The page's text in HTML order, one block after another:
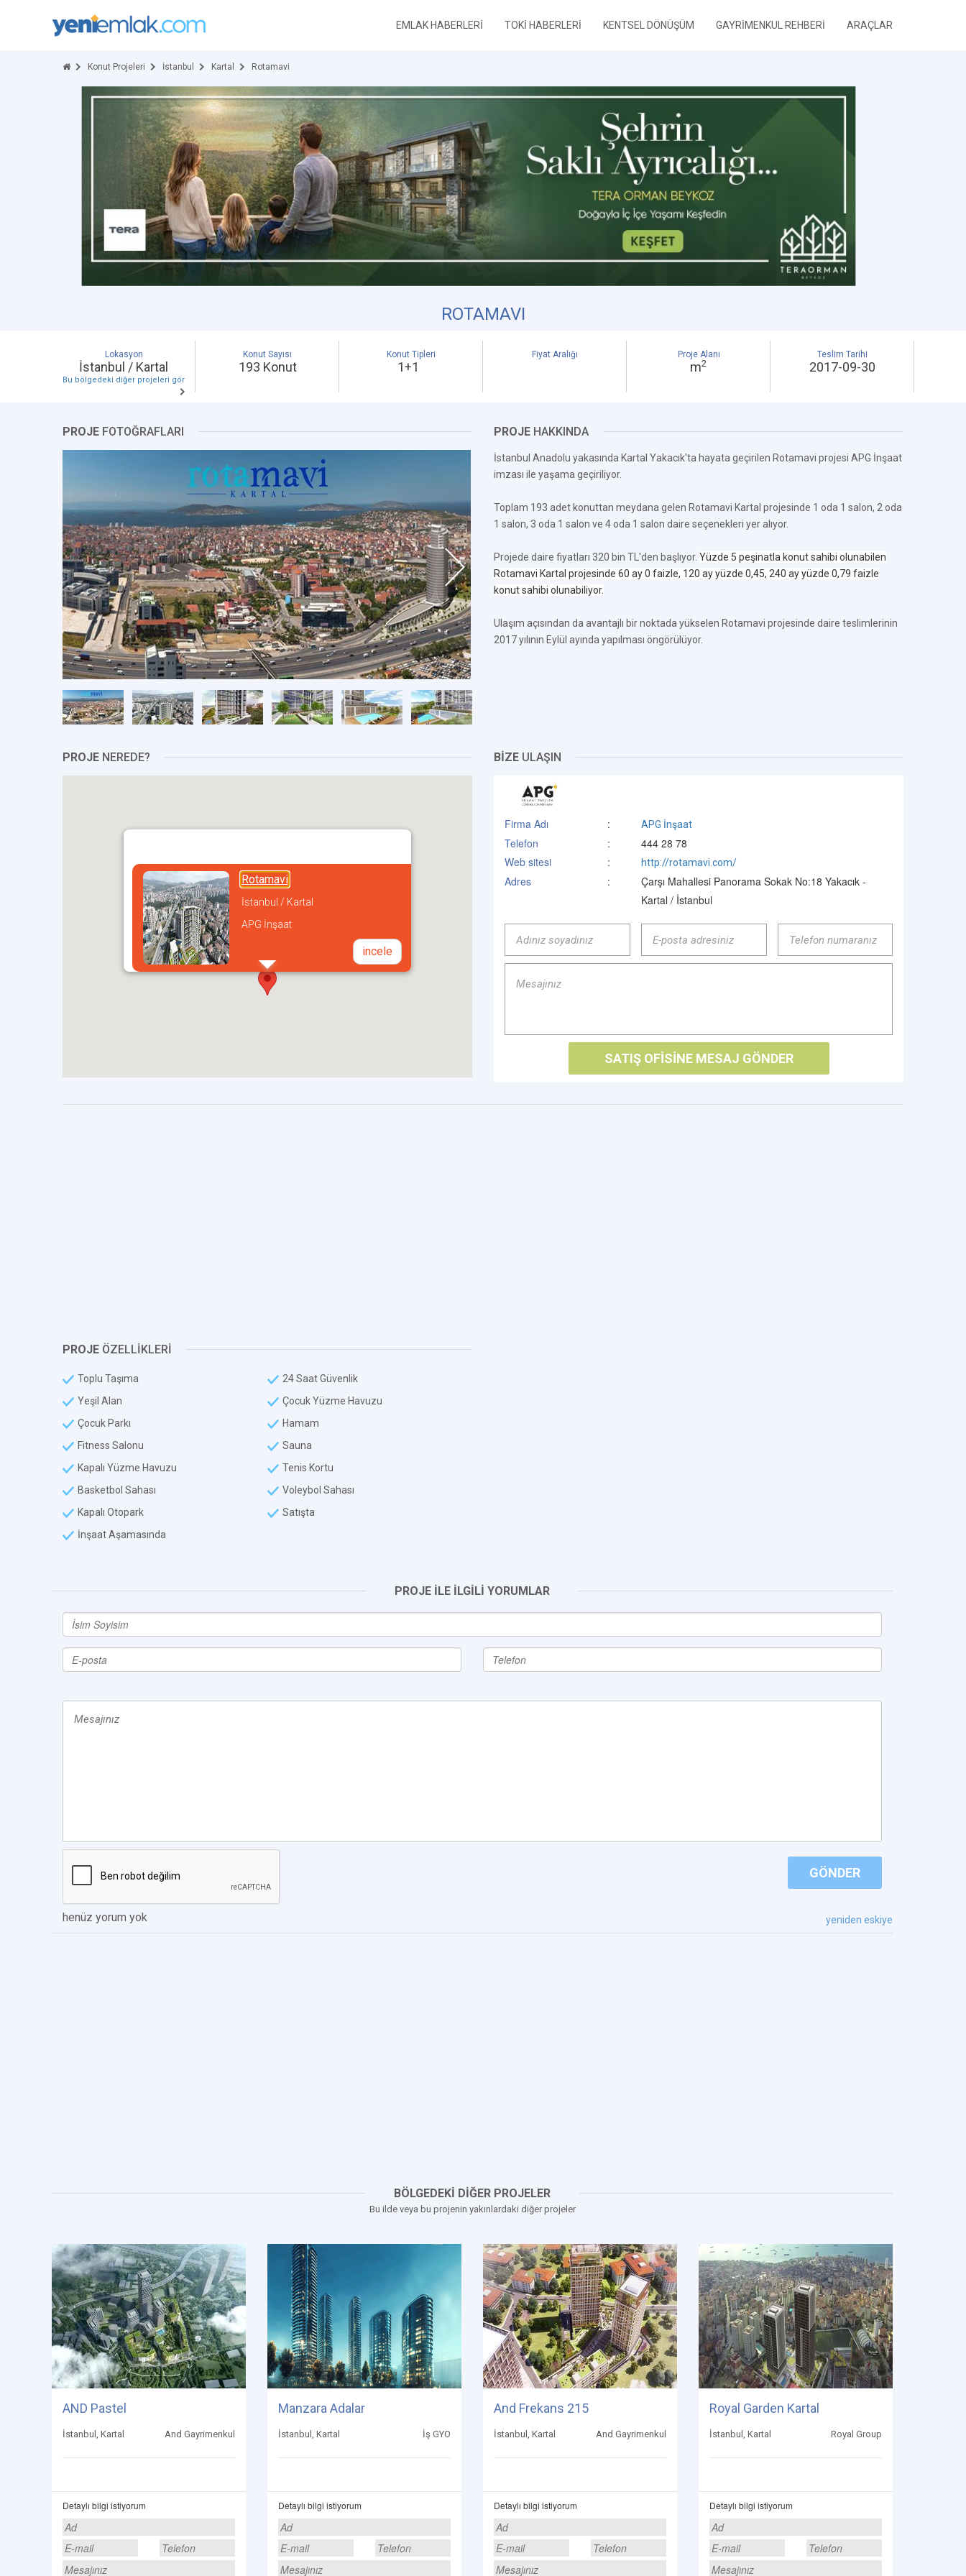
EMLAK HABERLERİ TOKİ HABERLERİ KENTSEL DÖNÜŞÜM GAYRİMENKUL REHBERİ ARAÇLAR
Konut Projeleri İstanbul Kartal Rotamavi
ROTAMAVI
Lokasyon
İstanbul / Kartal
Bu bölgedeki diğer projeleri gör
Konut Sayısı
193 Konut
Konut Tipleri
1+1
Fiyat Aralığı Proje Alanı
m2
Teslim Tarihi
2017-09-30
PROJE FOTOĞRAFLARI PROJE HAKKINDA
İstanbul Anadolu yakasında Kartal Yakacık'ta hayata geçirilen Rotamavi projesi APG İnşaat
imzası ile yaşama geçiriliyor.
Toplam 193 adet konuttan meydana gelen Rotamavi Kartal projesinde 1 oda 1 salon, 2 oda
1 salon, 3 oda 1 salon ve 4 oda 1 salon daire seçenekleri yer alıyor.
Projede daire fiyatları 320 bin TL'den başlıyor. Yüzde 5 peşinatla konut sahibi olunabilen
Rotamavi Kartal projesinde 60 ay 0 faizle, 120 ay yüzde 0,45, 240 ay yüzde 0,79 faizle
konut sahibi olunabiliyor.
Ulaşım açısından da avantajlı bir noktada yükselen Rotamavi projesinde daire teslimlerinin
2017 yılının Eylül ayında yapılması öngörülüyor.
PROJE NEREDE?
Rotamavi
İstanbul / Kartal
APG İnşaat
incele
BİZE ULAŞIN
Firma Adı : APG İnşaat
Telefon :
444 28 78
Web sitesi
: http://rotamavi.com/
Adres :
Çarşı Mahallesi Panorama Sokak No:18 Yakacık -
Kartal / İstanbul
PROJE ÖZELLİKLERİ
Toplu Taşıma
24 Saat Güvenlik
Yeşil Alan
Çocuk Yüzme Havuzu
Çocuk Parkı
Hamam
Fitness Salonu
Sauna
Kapalı Yüzme Havuzu
Tenis Kortu
Basketbol Sahası
Voleybol Sahası
Kapalı Otopark
Satışta
İnşaat Aşamasında
PROJE İLE İLGİLİ YORUMLAR
GÖNDER
henüz yorum yok yeniden eskiye
BÖLGEDEKİ DİĞER PROJELER
Bu ilde veya bu projenin yakınlardaki diğer projeler
AND Pastel
İstanbul, Kartal And Gayrimenkul
Detaylı bilgi istiyorum
Manzara Adalar
İstanbul, Kartal İş GYO
Detaylı bilgi istiyorum
And Frekans 215
İstanbul, Kartal And Gayrimenkul
Detaylı bilgi istiyorum
Royal Garden Kartal
İstanbul, Kartal Royal Group
Detaylı bilgi istiyorum